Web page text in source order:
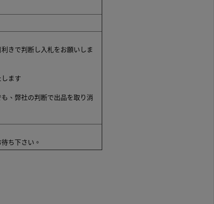
きで判断し入札をお願いしま
ます
、弊社の判断で出品を取り消
ち下さい。